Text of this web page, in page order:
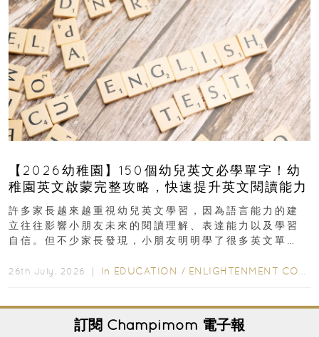
【2026幼稚園】150個幼兒英文必學單字！幼
稚園英文啟蒙完整攻略，快速提升英文閱讀能力
許多家長越來越重視幼兒英文學習，因為語言能力的建
立往往影響小朋友未來的閱讀理解、表達能力以及學習
自信。但不少家長發現，小朋友明明學了很多英文單
26th July, 2026 ｜ In EDUCATION / ENLIGHTENMENT CORNER
訂閱 Champimom 電子報